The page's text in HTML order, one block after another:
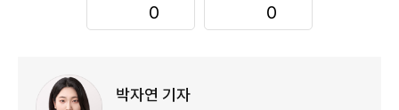
0 0
박자연 기자